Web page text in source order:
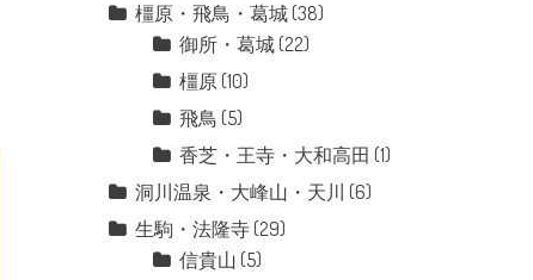
橿原・飛鳥・葛城 (38)
御所・葛城 (22)
橿原 (10)
飛鳥 (5)
香芝・王寺・大和高田 (1)
洞川温泉・大峰山・天川 (6)
生駒・法隆寺 (29)
信貴山 (5)